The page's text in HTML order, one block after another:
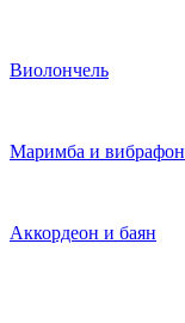
Виолончель
Маримба и вибрафон
Аккордеон и баян